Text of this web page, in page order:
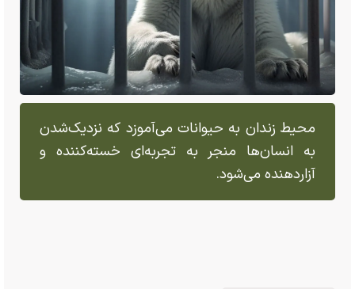
محیط زندان به حیوانات می‌آموزد که نزدیک‌شدن
به انسان‌ها منجر به تجربه‌ای خسته‌کننده و
آزاردهنده می‌شود.